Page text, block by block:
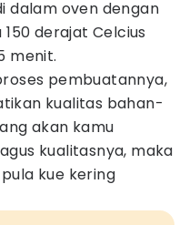
dalam oven dengan
derajat Celcius
menit.
pembuatannya,
kualitas bahan-
akan kamu
kualitasnya, maka
kue kering